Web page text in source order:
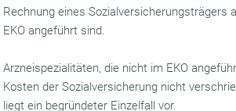
Rechnung eines Sozialversicherungsträgers
EKO angeführt sind.
Arzneispezialitäten, die nicht im EKO
Kosten der Sozialversicherung nicht
liegt ein begründeter Einzelfall vor.